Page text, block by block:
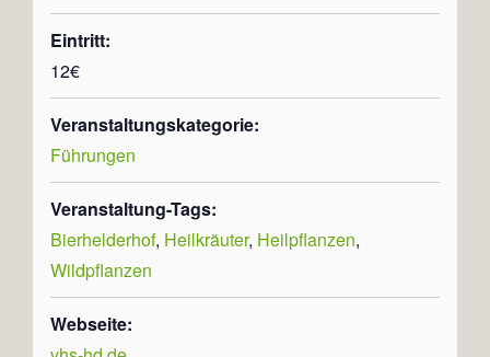
Eintritt:
12€
Veranstaltungskategorie:
Führungen
Veranstaltung-Tags:
Bierhelderhof, Heilkräuter, Heilpflanzen,
Wildpflanzen
Webseite: